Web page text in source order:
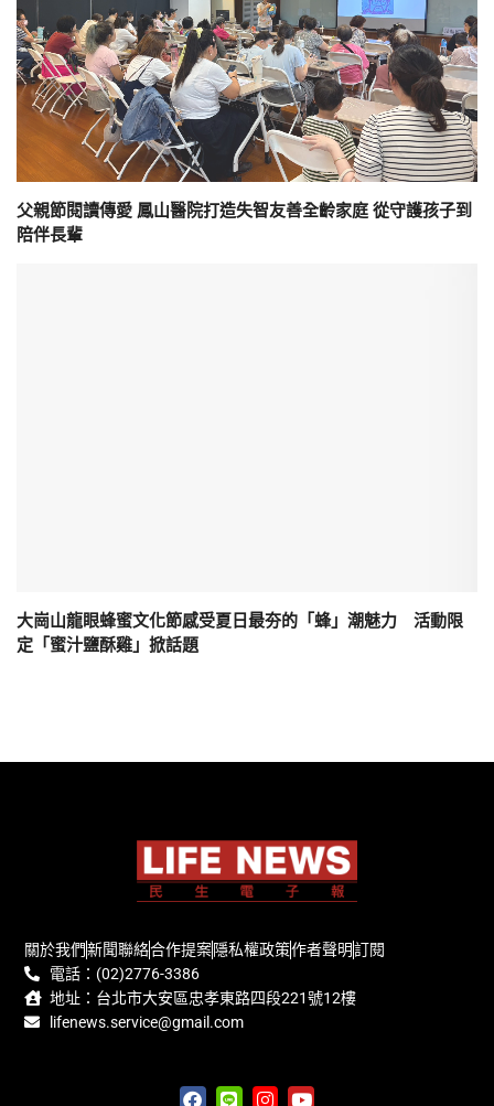
父親節閱讀傳愛 鳳山醫院打造失智友善全齡家庭 從守護孩子到
陪伴長輩
大崗山龍眼蜂蜜文化節感受夏日最夯的「蜂」潮魅力 活動限
定「蜜汁鹽酥雞」掀話題
關於我們新聞聯絡合作提案隱私權政策作者聲明訂閱
電話：(02)2776-3386
地址：台北市大安區忠孝東路四段221號12樓
lifenews.service@gmail.com